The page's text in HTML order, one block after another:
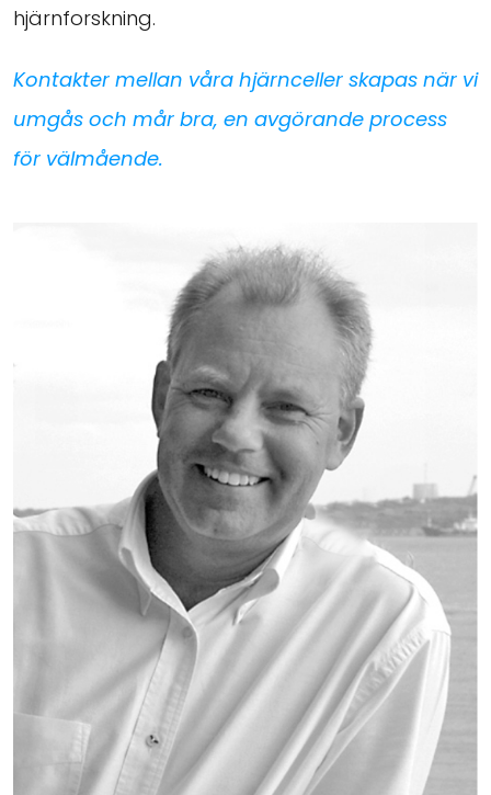
hjärnforskning.
Kontakter mellan våra hjärnceller skapas när vi
umgås och mår bra, en avgörande process
för välmående.